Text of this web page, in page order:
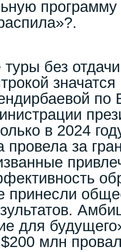
без отдачи
по
в 2024
провела за
для
млн